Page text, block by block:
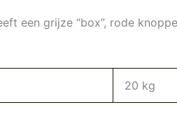
een grijze “box”, rode
20 kg